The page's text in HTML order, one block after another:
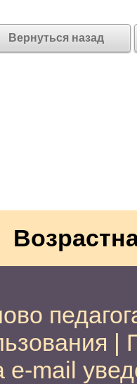
Вернуться назад
|
e-mail